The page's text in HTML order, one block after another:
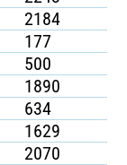
2184
177
500
1890
634
1629
2070